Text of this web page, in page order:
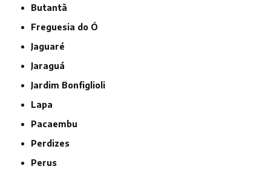
Butantã
Freguesia do Ó
Jaguaré
Jaraguá
Jardim Bonfiglioli
Lapa
Pacaembu
Perdizes
Perus